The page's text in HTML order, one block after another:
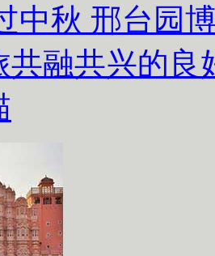
中秋 邢台园
共融共兴的良